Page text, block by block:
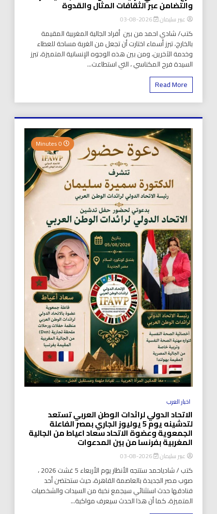
والتضامن عبر الثقافات المثال والقدوة
عبير سليمان 2026-08-03
كتب/ شادي احمد من بين أفراد الجالية المغربية المقيمة
بالخارج، تبرز أسماء اختارت أن تجعل من الغربة مساحة للعطاء
وخدمة الآخرين، ومن بين هذه الوجوه الإنسانية المتميزة، تبرز
السيدة فرح المكناسي ، التي استطاعت...
Read More
اخبار العرب
الاتحاد الدولي لرائدات الوطن العربي تستعد
لتدشينه يوم 5 يوليوز الجاري بمصر الفاعلة
الجمعوية وعضوة الاتحاد سعاد اعياط من الجالية
المغربية بفرنسا من بين المدعوات
عبير سليمان 2026-08-03
كتب / شادياحمد ستتجه الأنظار يوم الأربعاء 5 غشت 2026 ،
صوب مصر الجديدة بالعاصمة القاهرة، حيث ستحتضن أحد
فنادقها حدث استثنائي سيجمع نخبة من السيدات والشخصيات
المتميزة، كما أن هذا الحدث سيعرف مواكبة...